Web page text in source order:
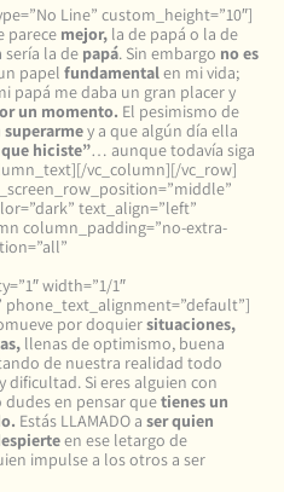
Line” custom_height=”10″]
parece mejor, la de papá o la de
sería la de papá. Sin embargo no es
papel fundamentalen mi vida;
papá me daba un gran placer y
un momento. El pesimismo de
superarmey a que algún día ella
que hiciste”… aunque todavía siga
vc_column][/vc_row]
text_align=”left”
column_padding=”no-extra-
width=”1/1″
por doquiersituaciones,
llenas de optimismo, buena
de nuestra realidad todo
dificultad. Si eres alguien con
en pensar quetienes un
Estás LLAMADO a ser quien
en ese letargo de
impulse a los otros a ser